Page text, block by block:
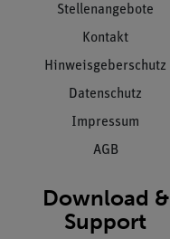
Stellenangebote
Kontakt
Hinweisgeberschutz
Datenschutz
Impressum
AGB
Download &
Support